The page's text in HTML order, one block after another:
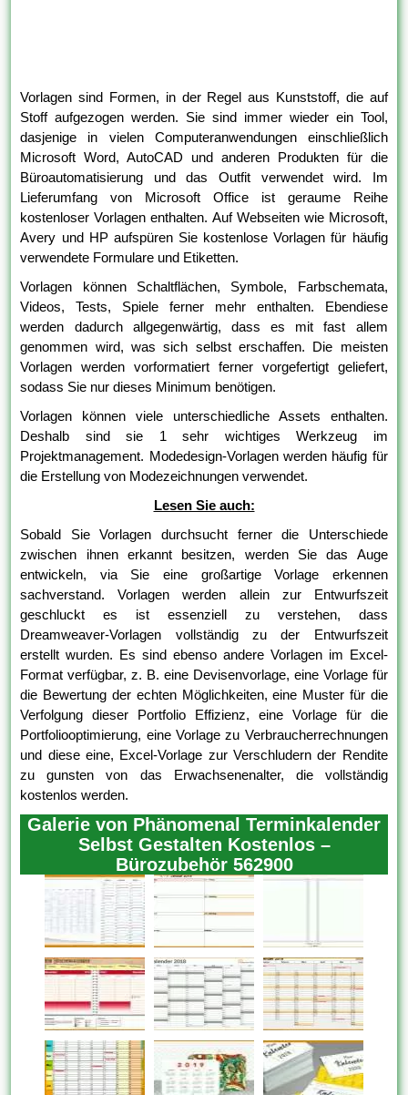
Vorlagen sind Formen, in der Regel aus Kunststoff, die auf
Stoff aufgezogen werden. Sie sind immer wieder ein Tool,
dasjenige in vielen Computeranwendungen einschließlich
Microsoft Word, AutoCAD und anderen Produkten für die
Büroautomatisierung und das Outfit verwendet wird. Im
Lieferumfang von Microsoft Office ist geraume Reihe
kostenloser Vorlagen enthalten. Auf Webseiten wie Microsoft,
Avery und HP aufspüren Sie kostenlose Vorlagen für häufig
verwendete Formulare und Etiketten.
Vorlagen können Schaltflächen, Symbole, Farbschemata,
Videos, Tests, Spiele ferner mehr enthalten. Ebendiese
werden dadurch allgegenwärtig, dass es mit fast allem
genommen wird, was sich selbst erschaffen. Die meisten
Vorlagen werden vorformatiert ferner vorgefertigt geliefert,
sodass Sie nur dieses Minimum benötigen.
Vorlagen können viele unterschiedliche Assets enthalten.
Deshalb sind sie 1 sehr wichtiges Werkzeug im
Projektmanagement. Modedesign-Vorlagen werden häufig für
die Erstellung von Modezeichnungen verwendet.
Lesen Sie auch:
Sobald Sie Vorlagen durchsucht ferner die Unterschiede
zwischen ihnen erkannt besitzen, werden Sie das Auge
entwickeln, via Sie eine großartige Vorlage erkennen
sachverstand. Vorlagen werden allein zur Entwurfszeit
geschluckt es ist essenziell zu verstehen, dass
Dreamweaver-Vorlagen vollständig zu der Entwurfszeit
erstellt wurden. Es sind ebenso andere Vorlagen im Excel-
Format verfügbar, z. B. eine Devisenvorlage, eine Vorlage für
die Bewertung der echten Möglichkeiten, eine Muster für die
Verfolgung dieser Portfolio Effizienz, eine Vorlage für die
Portfoliooptimierung, eine Vorlage zu Verbraucherrechnungen
und diese eine, Excel-Vorlage zur Verschludern der Rendite
zu gunsten von das Erwachsenenalter, die vollständig
kostenlos werden.
Galerie von Phänomenal Terminkalender
Selbst Gestalten Kostenlos –
Bürozubehör 562900